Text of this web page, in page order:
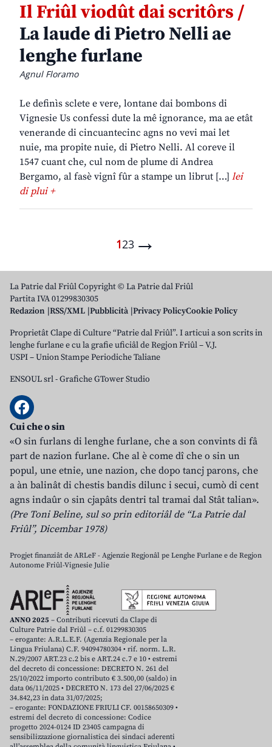
Il Friûl viodût dai scritôrs /
La laude di Pietro Nelli ae
lenghe furlane
Agnul Floramo
Le definìs sclete e vere, lontane dai bombons di
Vignesie Us confessi dute la mê ignorance, ma ae etât
venerande di cincuantecinc agns no vevi mai let
nuie, ma propite nuie, di Pietro Nelli. Al coreve il
1547 cuant che, cul nom de plume di Andrea
Bergamo, al fasè vignî fûr a stampe un librut […] lei
di plui +
123 →
La Patrie dal Friûl Copyright © La Patrie dal Friûl
Partita IVA 01299830305
Redazion RSS/XML Pubblicità Privacy PolicyCookie Policy
Proprietât Clape di Culture “Patrie dal Friûl”. I articui a son scrits in
lenghe furlane e cu la grafie uficiâl de Regjon Friûl – V.J.
USPI – Union Stampe Periodiche Taliane
ENSOUL srl-Grafiche GTower Studio
Cui che o sin
«O sin furlans di lenghe furlane, che a son convints di fâ
part de nazion furlane. Che al è come dî che o sin un
popul, une etnie, une nazion, che dopo tancj parons, che
a àn balinât di chestis bandis dilunc i secui, cumò di cent
agns indaûr o sin cjapâts dentri tal tramai dal Stât talian».
(Pre Toni Beline, sul so prin editoriâl de “La Patrie dal
Friûl”, Dicembar 1978)
Progjet finanziât de ARLeF - Agjenzie Regjonâl pe Lenghe Furlane e de Regjon
Autonome Friûl-Vignesie Julie
ANNO 2025 – Contributi ricevuti da Clape di
Culture Patrie dal Friûl – c.f. 01299830305
– erogante: A.R.L.E.F. (Agenzia Regionale per la
Lingua Friulana) C.F. 94094780304 • rif. norm. L.R.
N.29/2007 ART.23 c.2 bis e ART.24 c.7 e 10 • estremi
del decreto di concessione: DECRETO N. 261 del
25/10/2022 importo contributo € 3.500,00 (saldo) in
data 06/11/2025 • DECRETO N. 173 del 27/06/2025 €
34.842,23 in data 31/07/2025;
– erogante: FONDAZIONE FRIULI CF. 00158650309 •
estremi del decreto di concessione: Codice
progetto 2024-0124 ID 23405 campagna di
sensibilizzazione giornalistica dei sindaci aderenti